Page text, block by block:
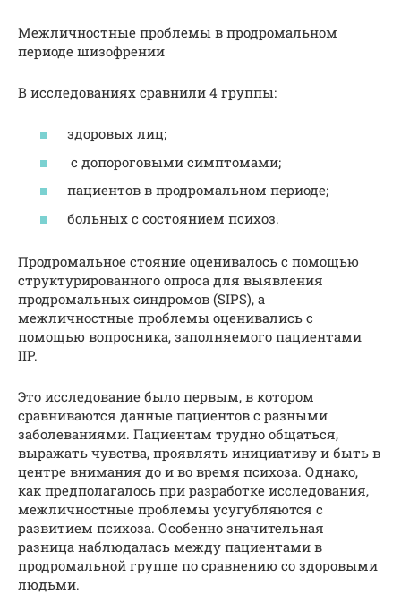
Межличностные проблемы в продромальном
периоде шизофрении
В исследованиях сравнили 4 группы:
здоровых лиц;
с допороговыми симптомами;
пациентов в продромальном периоде;
больных с состоянием психоз.
Продромальное стояние оценивалось с помощью
структурированного опроса для выявления
продромальных синдромов (SIPS), а
межличностные проблемы оценивались с
помощью вопросника, заполняемого пациентами
IIP.
Это исследование было первым, в котором
сравниваются данные пациентов с разными
заболеваниями. Пациентам трудно общаться,
выражать чувства, проявлять инициативу и быть в
центре внимания до и во время психоза. Однако,
как предполагалось при разработке исследования,
межличностные проблемы усугубляются с
развитием психоза. Особенно значительная
разница наблюдалась между пациентами в
продромальной группе по сравнению со здоровыми
людьми.